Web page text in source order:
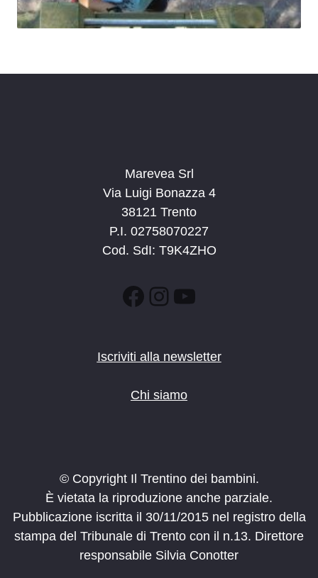
Marevea Srl
Via Luigi Bonazza 4
38121 Trento
P.I. 02758070227
Cod. SdI: T9K4ZHO
Facebook
Instagram
YouTube
Iscriviti alla newsletter
Chi siamo
© Copyright Il Trentino dei bambini.
È vietata la riproduzione anche parziale.
Pubblicazione iscritta il 30/11/2015 nel registro della
stampa del Tribunale di Trento con il n.13. Direttore
responsabile Silvia Conotter